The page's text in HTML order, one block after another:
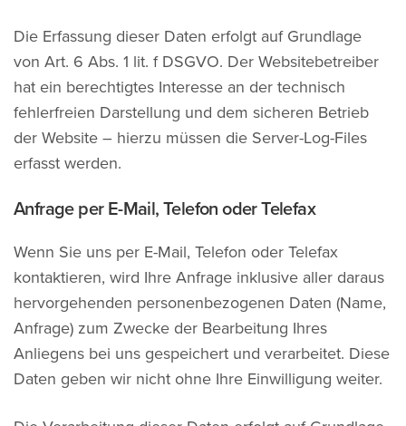
Die Erfassung dieser Daten erfolgt auf Grundlage
von Art. 6 Abs. 1 lit. f DSGVO. Der Websitebetreiber
hat ein berechtigtes Interesse an der technisch
fehlerfreien Darstellung und dem sicheren Betrieb
der Website – hierzu müssen die Server-Log-Files
erfasst werden.
Anfrage per E-Mail, Telefon oder Telefax
Wenn Sie uns per E-Mail, Telefon oder Telefax
kontaktieren, wird Ihre Anfrage inklusive aller daraus
hervorgehenden personenbezogenen Daten (Name,
Anfrage) zum Zwecke der Bearbeitung Ihres
Anliegens bei uns gespeichert und verarbeitet. Diese
Daten geben wir nicht ohne Ihre Einwilligung weiter.